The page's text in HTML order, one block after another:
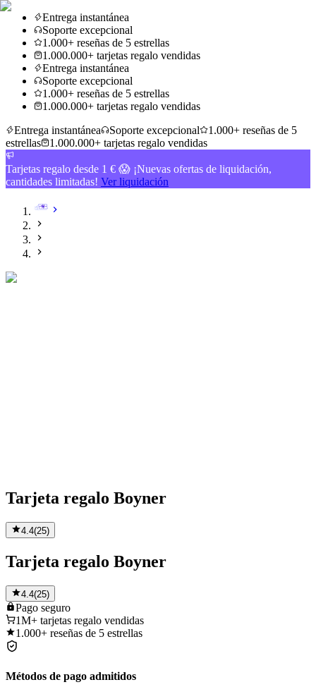
Entrega instantánea
Soporte excepcional
1.000+ reseñas de 5 estrellas
1.000.000+ tarjetas regalo vendidas
Entrega instantánea
Soporte excepcional
1.000+ reseñas de 5 estrellas
1.000.000+ tarjetas regalo vendidas
Entrega instantánea
Soporte excepcional
1.000+ reseñas de 5
estrellas
1.000.000+ tarjetas regalo vendidas
Tarjetas regalo desde 1 € 😱 ¡Nuevas ofertas de liquidación,
cantidades limitadas! Ver liquidación
Tarjeta regalo Boyner
4.4(25)
Tarjeta regalo Boyner
4.4(25)
Pago seguro
1M+ tarjetas regalo vendidas
1.000+ reseñas de 5 estrellas
Métodos de pago admitidos